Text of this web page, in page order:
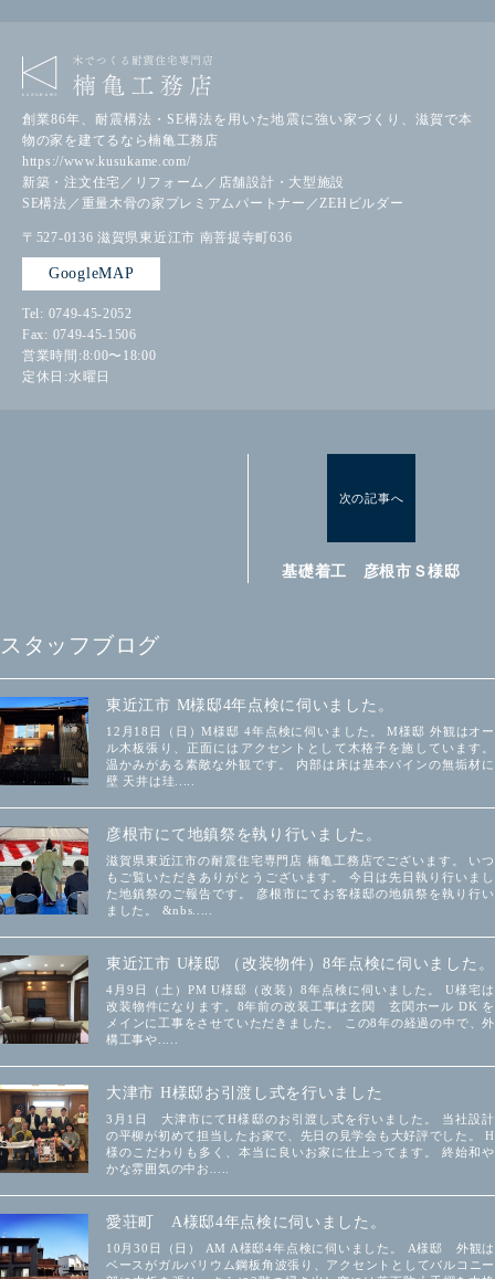
創業86年、耐震構法・SE構法を用いた地震に強い家づくり、滋賀で本
物の家を建てるなら楠亀工務店
https://www.kusukame.com/
新築・注文住宅／リフォーム／店舗設計・大型施設
SE構法／重量木骨の家プレミアムパートナー／ZEHビルダー
〒527-0136 滋賀県東近江市 南菩提寺町636
GoogleMAP
Tel: 0749-45-2052
Fax: 0749-45-1506
営業時間:8:00〜18:00
定休日:水曜日
次の記事へ
基礎着工 彦根市Ｓ様邸
スタッフブログ
東近江市 M様邸4年点検に伺いました。
12月18日（日）M様邸 4年点検に伺いました。 M様邸 外観はオー
ル木板張り、正面にはアクセントとして木格子を施しています。
温かみがある素敵な外観です。 内部は床は基本パインの無垢材に
壁 天井は珪.....
彦根市にて地鎮祭を執り行いました。
滋賀県東近江市の耐震住宅専門店 楠亀工務店でございます。 いつ
もご覧いただきありがとうございます。 今日は先日執り行いまし
た地鎮祭のご報告です。 彦根市にてお客様邸の地鎮祭を執り行い
ました。 &nbs.....
東近江市 U様邸 （改装物件）8年点検に伺いました。
4月9日（土）PM U様邸（改装）8年点検に伺いました。 U様宅は
改装物件になります。8年前の改装工事は玄関 玄関ホール DK を
メインに工事をさせていただきました。 この8年の経過の中で、外
構工事や.....
大津市 H様邸お引渡し式を行いました
3月1日 大津市にてH様邸のお引渡し式を行いました。 当社設計
の平柳が初めて担当したお家で、先日の見学会も大好評でした。 H
様のこだわりも多く、本当に良いお家に仕上ってます。 終始和や
かな雰囲気の中お.....
愛荘町 A様邸4年点検に伺いました。
10月30日（日） AM A様邸4年点検に伺いました。 A様邸 外観は
ベースがガルバリウム鋼板角波張り、アクセントとしてバルコニー